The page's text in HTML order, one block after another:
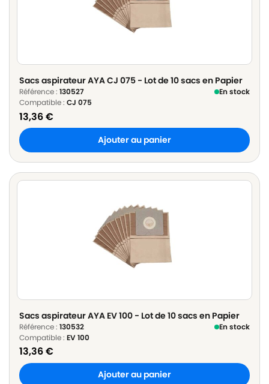
Sacs aspirateur AYA CJ 075 - Lot de 10 sacs en Papier
Référence : 130527
En stock
Compatible : CJ 075
13,36€
Ajouter au panier
Sacs aspirateur AYA EV 100 - Lot de 10 sacs en Papier
Référence : 130532
En stock
Compatible : EV 100
13,36€
Ajouter au panier